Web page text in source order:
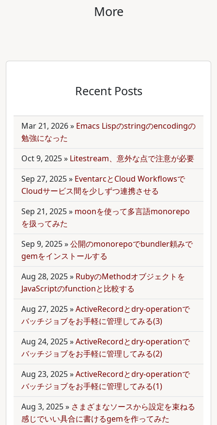
More
Recent Posts
Mar 21, 2026» Emacs Lispのstringのencodingの
勉強になった
Oct 9, 2025» Litestream、意外な点で注意が必要
Sep 27, 2025» EventarcとCloud Workflowsで
Cloudサービス間を少しずつ連携させる
Sep 21, 2025» moonを使って多言語monorepo
を扱ってみた
Sep 9, 2025»公開のmonorepoでbundler頼みで
gemをインストールする
Aug 28, 2025» RubyのMethodオブジェクトを
JavaScriptのfunctionと比較する
Aug 27, 2025»ActiveRecordとdry-operationで
バッチジョブをお手軽に管理してみる(3)
Aug 24, 2025»ActiveRecordとdry-operationで
バッチジョブをお手軽に管理してみる(2)
Aug 23, 2025»ActiveRecordとdry-operationで
バッチジョブをお手軽に管理してみる(1)
Aug 3, 2025» さまざまなソースから設定を束ねる
感じでいい具合に書けるgemを作ってみた